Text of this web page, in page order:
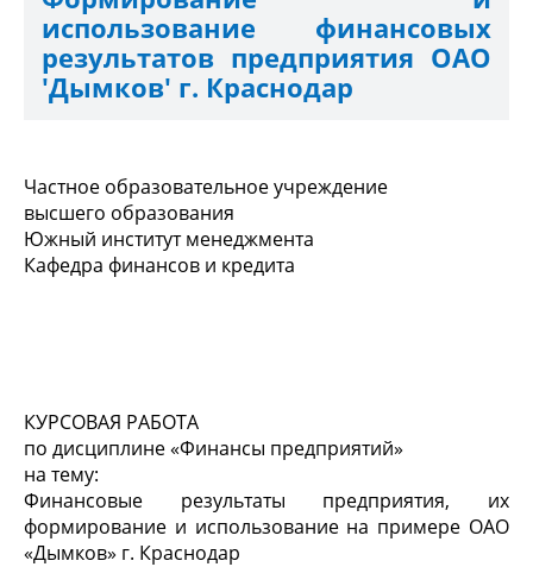
использование финансовых
результатов предприятия ОАО
'Дымков' г. Краснодар
Частное образовательное учреждение
высшего образования
Южный институт менеджмента
Кафедра финансов и кредита
КУРСОВАЯ РАБОТА
по дисциплине «Финансы предприятий»
на тему:
Финансовые результаты предприятия, их
формирование и использование на примере ОАО
«Дымков» г. Краснодар